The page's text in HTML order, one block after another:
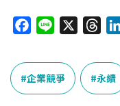
c
e
b
n
e
r
e
a
企業競爭 永續